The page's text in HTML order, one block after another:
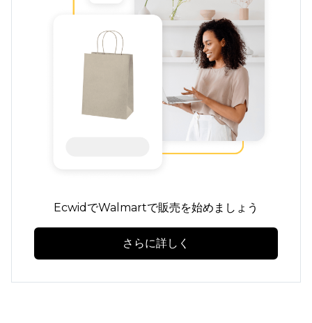
EcwidでWalmartで販売を始めましょう
さらに詳しく